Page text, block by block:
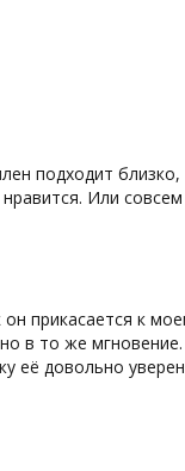
подходит
Или совсем
прикасается к
в то же
её довольно